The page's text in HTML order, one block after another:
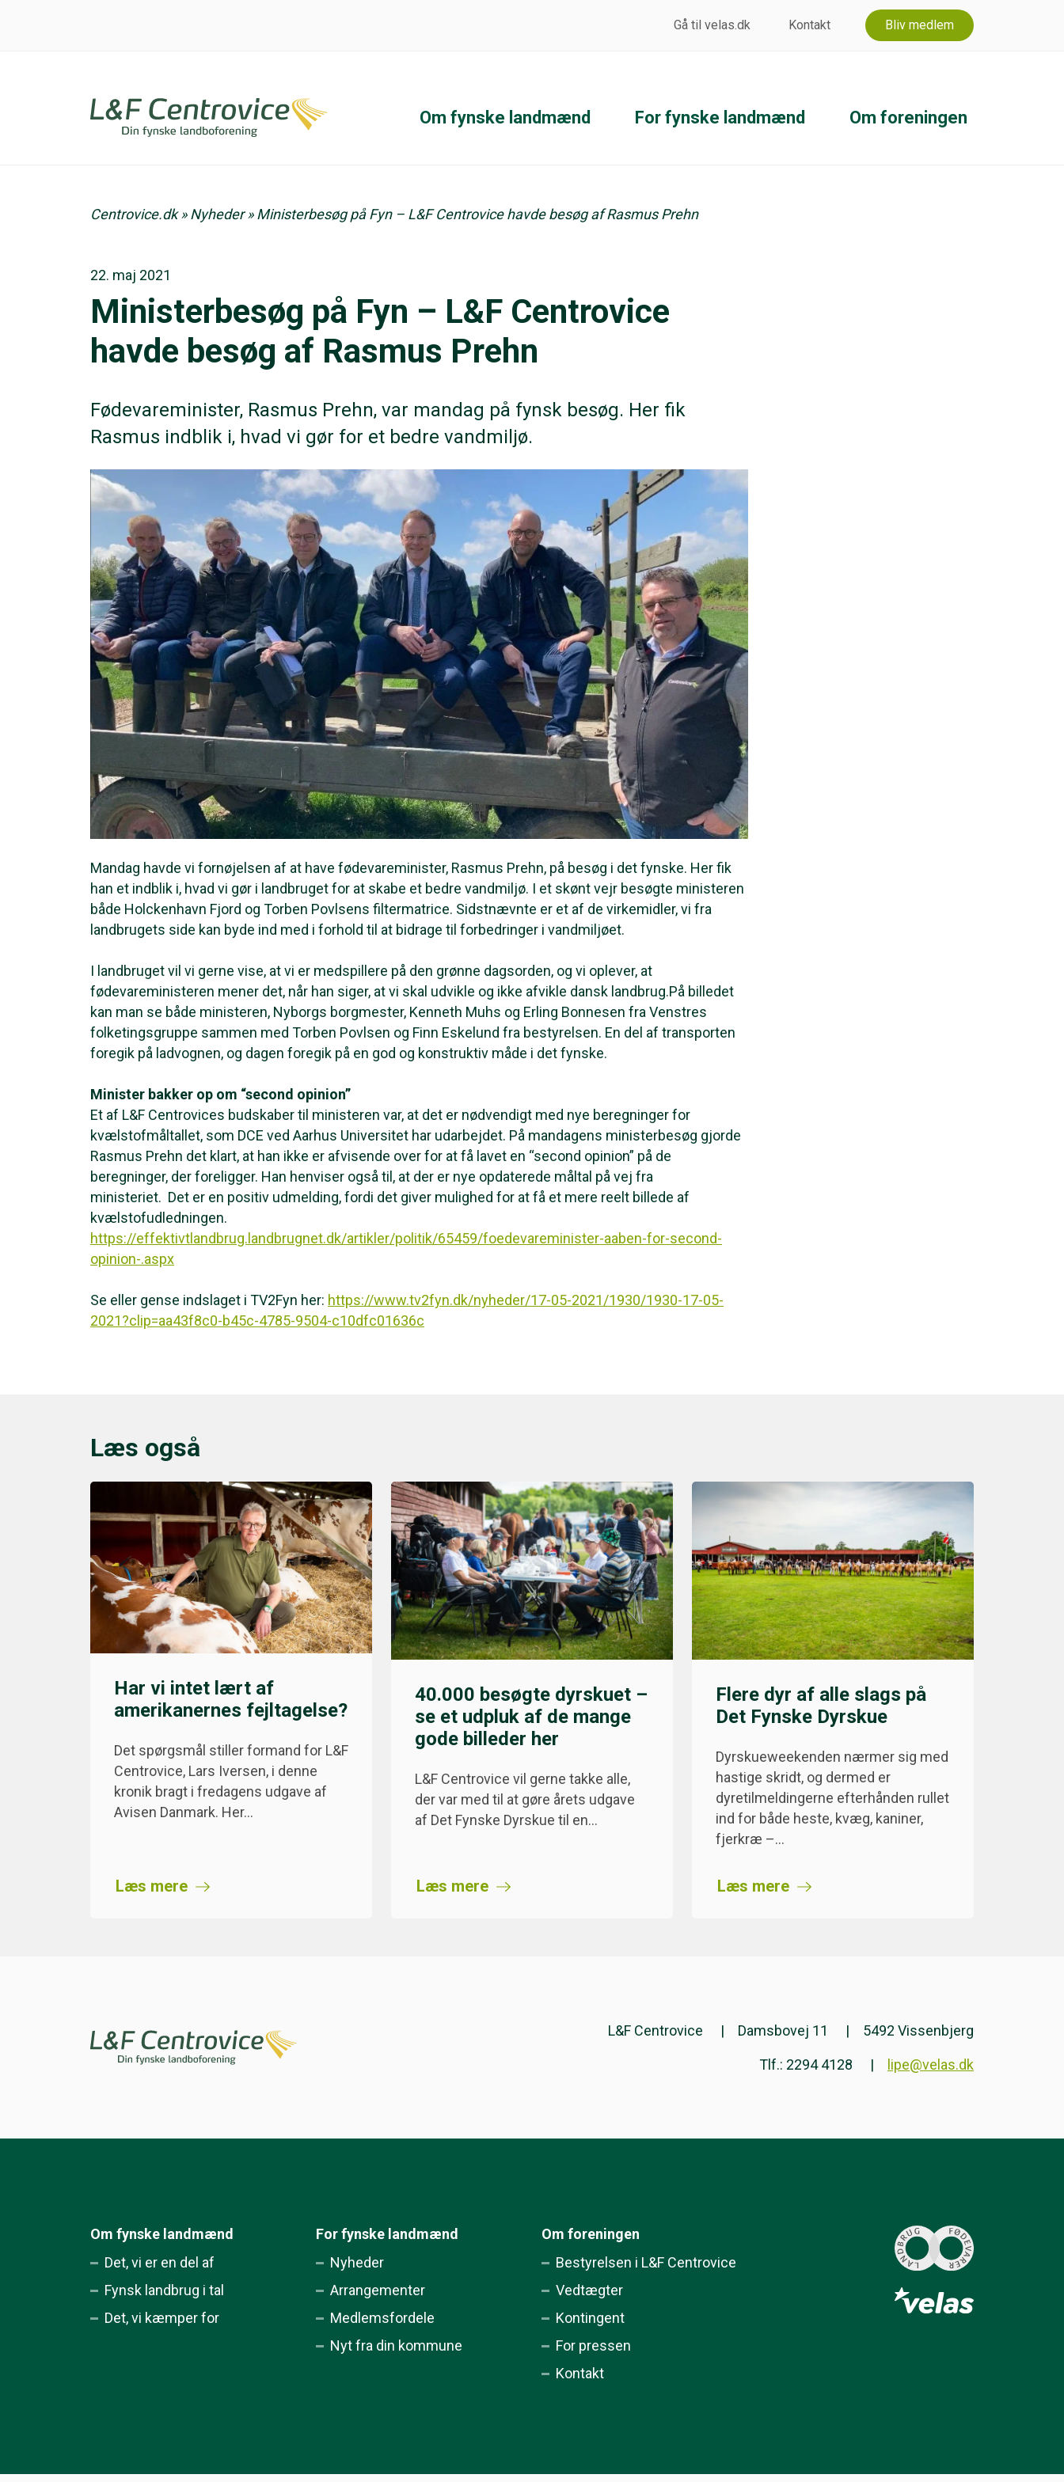
Gå til velas.dk Kontakt Bliv medlem
Om fynske landmænd For fynske landmænd Om foreningen
Centrovice.dk»Nyheder»Ministerbesøg på Fyn – L&F Centrovice havde besøg af Rasmus Prehn
22. maj 2021
Ministerbesøg på Fyn – L&F Centrovice
havde besøg af Rasmus Prehn
Fødevareminister, Rasmus Prehn, var mandag på fynsk besøg. Her fik
Rasmus indblik i, hvad vi gør for et bedre vandmiljø.
Mandag havde vi fornøjelsen af at have fødevareminister, Rasmus Prehn, på besøg i det fynske. Her fik
han et indblik i, hvad vi gør i landbruget for at skabe et bedre vandmiljø. I et skønt vejr besøgte ministeren
både Holckenhavn Fjord og Torben Povlsens filtermatrice. Sidstnævnte er et af de virkemidler, vi fra
landbrugets side kan byde ind med i forhold til at bidrage til forbedringer i vandmiljøet.
I landbruget vil vi gerne vise, at vi er medspillere på den grønne dagsorden, og vi oplever, at
fødevareministeren mener det, når han siger, at vi skal udvikle og ikke afvikle dansk landbrug.På billedet
kan man se både ministeren, Nyborgs borgmester, Kenneth Muhs og Erling Bonnesen fra Venstres
folketingsgruppe sammen med Torben Povlsen og Finn Eskelund fra bestyrelsen. En del af transporten
foregik på ladvognen, og dagen foregik på en god og konstruktiv måde i det fynske.
Minister bakker op om “second opinion”
Et af L&F Centrovices budskaber til ministeren var, at det er nødvendigt med nye beregninger for
kvælstofmåltallet, som DCE ved Aarhus Universitet har udarbejdet. På mandagens ministerbesøg gjorde
Rasmus Prehn det klart, at han ikke er afvisende over for at få lavet en “second opinion” på de
beregninger, der foreligger. Han henviser også til, at der er nye opdaterede måltal på vej fra
ministeriet. Det er en positiv udmelding, fordi det giver mulighed for at få et mere reelt billede af
kvælstofudledningen.
https://effektivtlandbrug.landbrugnet.dk/artikler/politik/65459/foedevareminister-aaben-for-second-
opinion-.aspx
Se eller gense indslaget i TV2Fyn her: https://www.tv2fyn.dk/nyheder/17-05-2021/1930/1930-17-05-
2021?clip=aa43f8c0-b45c-4785-9504-c10dfc01636c
Læs også
Har vi intet lært af
amerikanernes fejltagelse?
Det spørgsmål stiller formand for L&F
Centrovice, Lars Iversen, i denne
kronik bragt i fredagens udgave af
Avisen Danmark. Her…
Læs mere
40.000 besøgte dyrskuet –
se et udpluk af de mange
gode billeder her
L&F Centrovice vil gerne takke alle,
der var med til at gøre årets udgave
af Det Fynske Dyrskue til en…
Læs mere
Flere dyr af alle slags på
Det Fynske Dyrskue
Dyrskueweekenden nærmer sig med
hastige skridt, og dermed er
dyretilmeldingerne efterhånden rullet
ind for både heste, kvæg, kaniner,
fjerkræ –…
Læs mere
L&F Centrovice Damsbovej 11 5492 Vissenbjerg
Tlf.: 2294 4128 lipe@velas.dk
Om fynske landmænd
Det, vi er en del af
Fynsk landbrug i tal
Det, vi kæmper for
For fynske landmænd
Nyheder
Arrangementer
Medlemsfordele
Nyt fra din kommune
Om foreningen
Bestyrelsen i L&F Centrovice
Vedtægter
Kontingent
For pressen
Kontakt